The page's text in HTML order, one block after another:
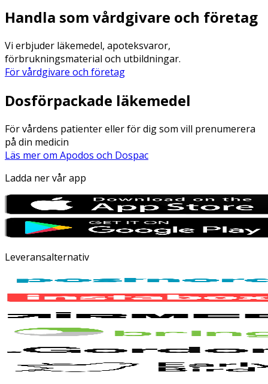
Handla som vårdgivare och företag
Vi erbjuder läkemedel, apoteksvaror,
förbrukningsmaterial och utbildningar.
För vårdgivare och företag
Dosförpackade läkemedel
För vårdens patienter eller för dig som vill prenumerera
på din medicin
Läs mer om Apodos och Dospac
Ladda ner vår app
Leveransalternativ